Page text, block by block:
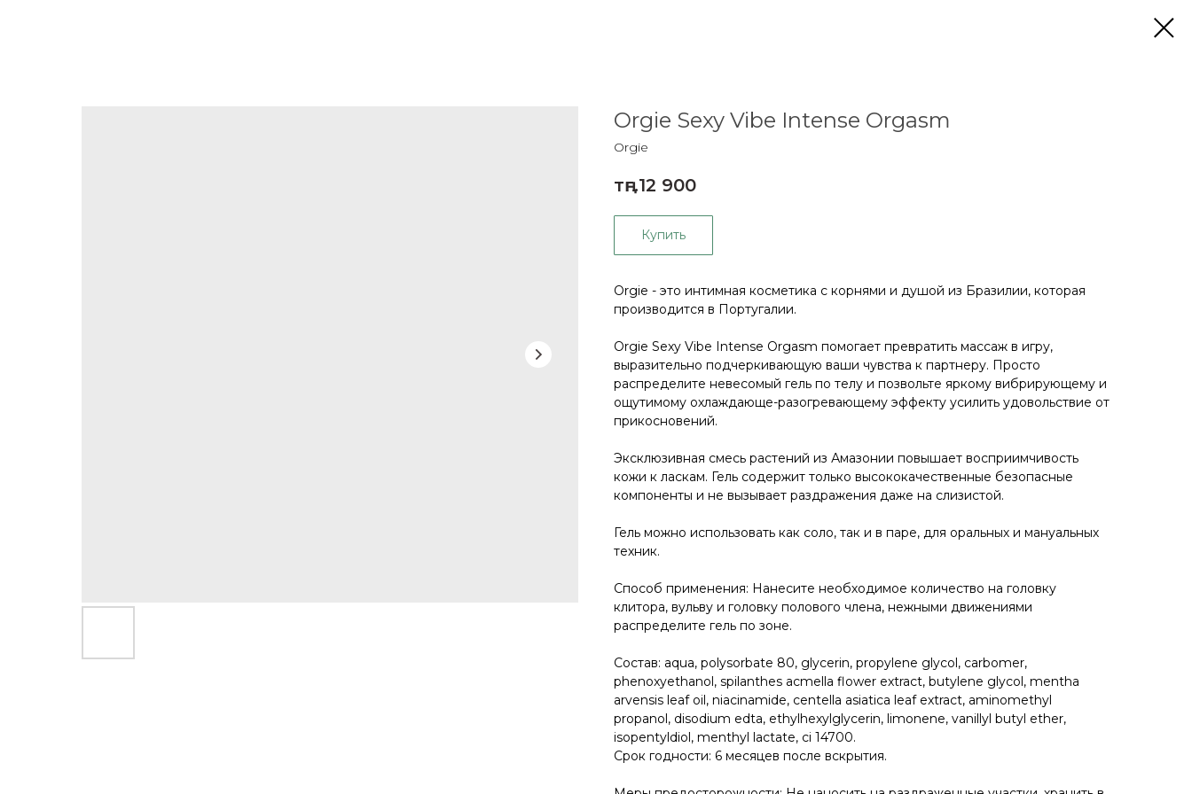
Orgie Sexy Vibe Intense Orgasm
Orgie
тңг.12 900
Купить
Orgie - это интимная косметика с корнями и душой из Бразилии, которая
производится в Португалии.
Orgie Sexy Vibe Intense Orgasm помогает превратить массаж в игру,
выразительно подчеркивающую ваши чувства к партнеру. Просто
распределите невесомый гель по телу и позвольте яркому вибрирующему и
ощутимому охлаждающе-разогревающему эффекту усилить удовольствие от
прикосновений.
Эксклюзивная смесь растений из Амазонии повышает восприимчивость
кожи к ласкам. Гель содержит только высококачественные безопасные
компоненты и не вызывает раздражения даже на слизистой.
Гель можно использовать как соло, так и в паре, для оральных и мануальных
техник.
Способ применения: Нанесите необходимое количество на головку
клитора, вульву и головку полового члена, нежными движениями
распределите гель по зоне.
Состав: aqua, polysorbate 80, glycerin, propylene glycol, carbomer,
phenoxyethanol, spilanthes acmella flower extract, butylene glycol, mentha
arvensis leaf oil, niacinamide, centella asiatica leaf extract, aminomethyl
propanol, disodium edta, ethylhexylglycerin, limonene, vanillyl butyl ether,
isopentyldiol, menthyl lactate, ci 14700.
Срок годности: 6 месяцев после вскрытия.